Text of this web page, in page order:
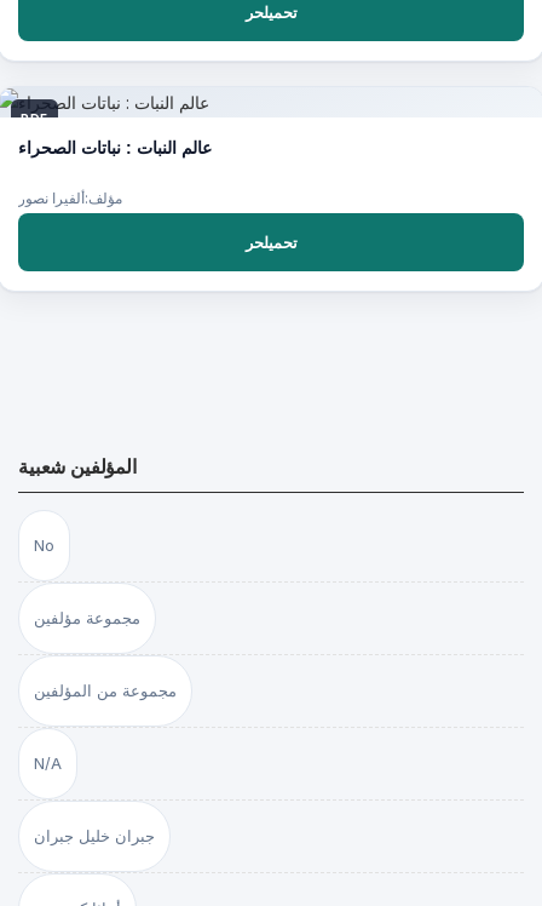
تحميلحر
PDF
عالم النبات : نباتات الصحراء
مؤلف:ألفيرا نصور
تحميلحر
المؤلفين شعبية
No
مجموعة مؤلفين
مجموعة من المؤلفين
N/A
جبران خليل جبران